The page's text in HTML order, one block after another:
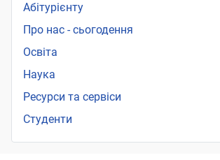
Абітурієнту
Про нас - сьогодення
Освіта
Наука
Ресурси та сервіси
Студенти